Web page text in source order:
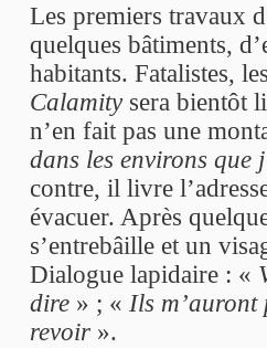
Les premiers travaux
quelques bâtiments,
habitants. Fatalistes,
Calamitysera bientôt
n’en fait pas une
dans les environs que
contre, il livre
évacuer. Après
s’entrebâille et un
Dialogue lapidaire : «
dire » ; « Ils m’auront
revoir ».